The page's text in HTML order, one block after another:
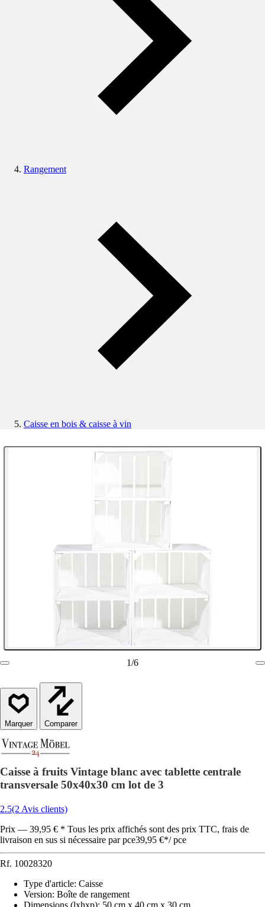
Rangement
Caisse en bois & caisse à vin
1/6
Comparer
Caisse à fruits Vintage blanc avec tablette centrale
transversale 50x40x30 cm lot de 3
2.5(2 Avis clients)
Prix — 39,95 € * Tous les prix affichés sont des prix TTC, frais de
livraison en sus si nécessaire par pce39,95 €*/ pce
Rf. 10028320
Type d'article: Caisse
Version: Boîte de rangement
Dimensions (lxhxp): 50 cm x 40 cm x 30 cm